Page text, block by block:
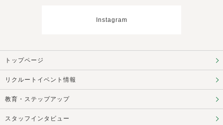
Instagram
トップページ
リクルートイベント情報
教育・ステップアップ
スタッフインタビュー